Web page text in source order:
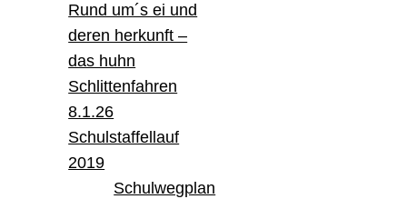
Rund um´s ei und
deren herkunft –
das huhn
Schlittenfahren
8.1.26
Schulstaffellauf
2019
Schulwegplan